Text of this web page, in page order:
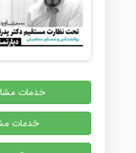
خدمات
خدمات